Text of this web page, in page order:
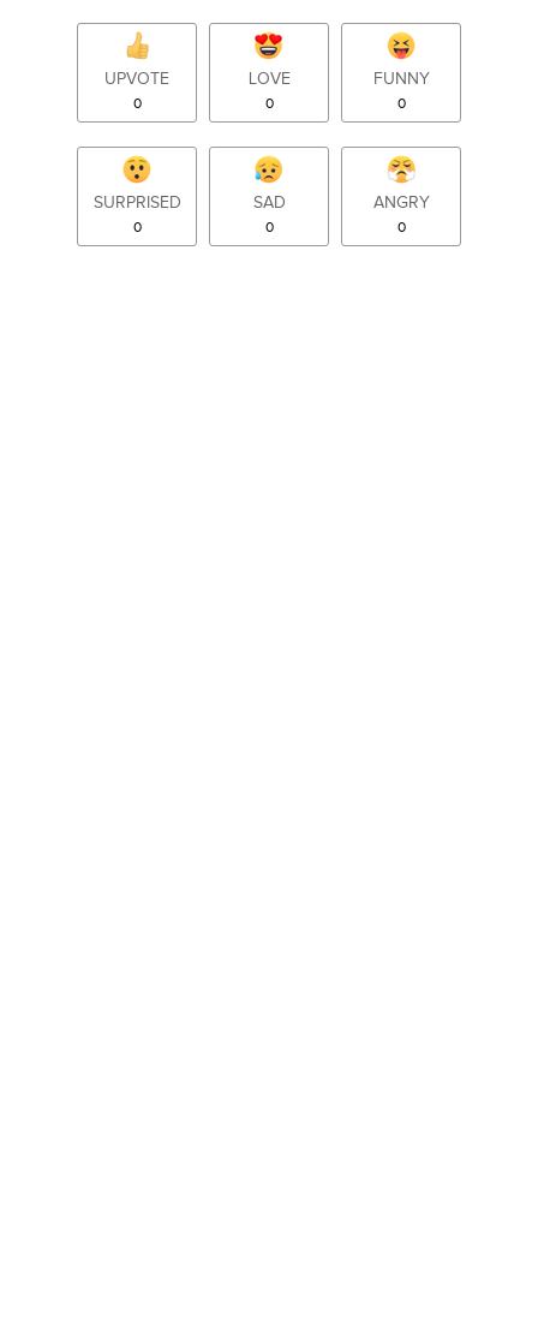
UPVOTE
0
LOVE
0
FUNNY
0
SURPRISED
0
SAD
0
ANGRY
0